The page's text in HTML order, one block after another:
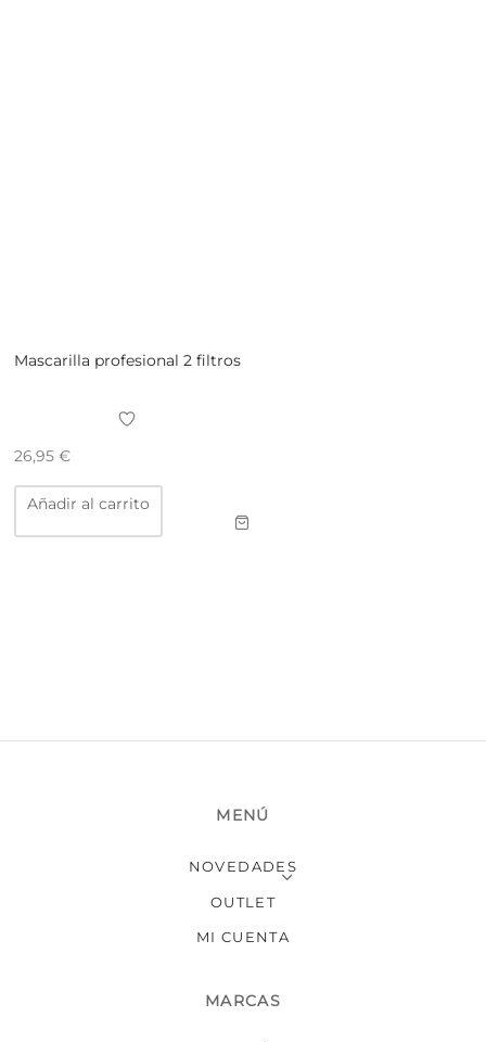
Mascarilla profesional 2 filtros
26,95 €
Añadir al carrito
MENÚ
NOVEDADES
OUTLET
MI CUENTA
MARCAS